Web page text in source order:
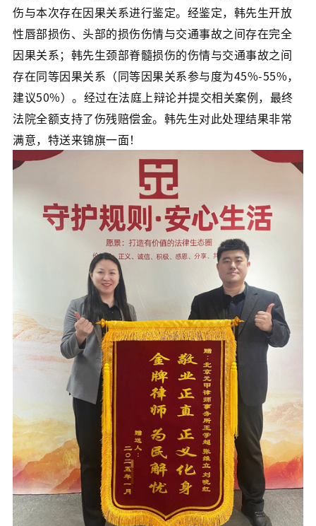
伤与本次存在因果关系进行鉴定。经鉴定，韩先生开放
性唇部损伤、头部的损伤伤情与交通事故之间存在完全
因果关系；韩先生颈部脊髓损伤的伤情与交通事故之间
存在同等因果关系（同等因果关系参与度为45%-55%，
建议50%）。经过在法庭上辩论并提交相关案例，最终
法院全额支持了伤残赔偿金。韩先生对此处理结果非常
满意，特送来锦旗一面！